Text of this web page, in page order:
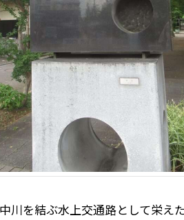
川を結ぶ水上交通路として栄え